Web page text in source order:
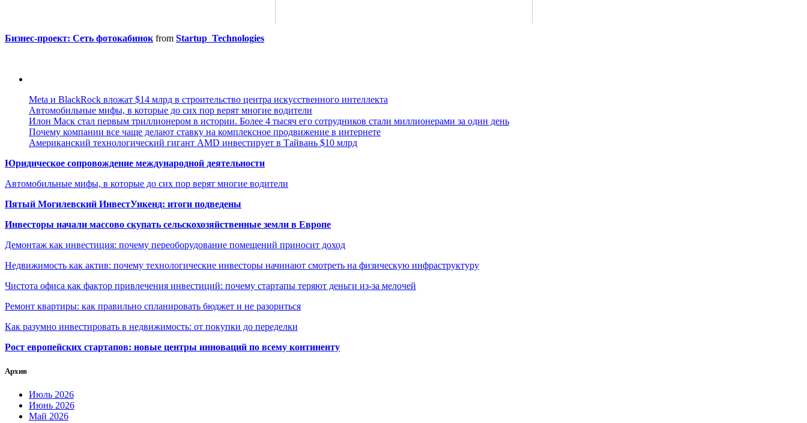
Бизнес-проект: Сеть фотокабинок from Startup_Technologies
Meta и BlackRock вложат $14 млрд в строительство центра искусственного интеллекта
Автомобильные мифы, в которые до сих пор верят многие водители
Илон Маск стал первым триллионером в истории. Более 4 тысяч его сотрудников стали миллионерами за один день
Почему компании все чаще делают ставку на комплексное продвижение в интернете
Американский технологический гигант AMD инвестирует в Тайвань $10 млрд
Юридическое сопровождение международной деятельности
Автомобильные мифы, в которые до сих пор верят многие водители
Пятый Могилевский ИнвестУикенд: итоги подведены
Инвесторы начали массово скупать сельскохозяйственные земли в Европе
Демонтаж как инвестиция: почему переоборудование помещений приносит доход
Недвижимость как актив: почему технологические инвесторы начинают смотреть на физическую инфраструктуру
Чистота офиса как фактор привлечения инвестиций: почему стартапы теряют деньги из-за мелочей
Ремонт квартиры: как правильно спланировать бюджет и не разориться
Как разумно инвестировать в недвижимость: от покупки до переделки
Рост европейских стартапов: новые центры инноваций по всему континенту
Архив
Июль 2026
Июнь 2026
Май 2026